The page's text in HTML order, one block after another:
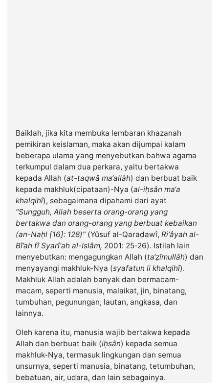
Baiklah, jika kita membuka lembaran khazanah
pemikiran keislaman, maka akan dijumpai kalam
beberapa ulama yang menyebutkan bahwa agama
terkumpul dalam dua perkara, yaitu bertakwa
kepada Allah (at-taqwâ ma‘allâh) dan berbuat baik
kepada makhluk(cipataan)-Nya (al-iḥsân ma‘a
khalqihî), sebagaimana dipahami dari ayat
“Sungguh, Allah beserta orang-orang yang
bertakwa dan orang-orang yang berbuat kebaikan
(an-Naḥl [16]: 128)”(Yûsuf al-Qaraḍawî, Ri‘âyah al-
Bî’ah fî Syarî‘ah al-Islâm, 2001: 25-26). Istilah lain
menyebutkan: mengagungkan Allah (ta‘ẓîmullâh) dan
menyayangi makhluk-Nya (syafatun li khalqihî).
Makhluk Allah adalah banyak dan bermacam-
macam, seperti manusia, malaikat, jin, binatang,
tumbuhan, pegunungan, lautan, angkasa, dan
lainnya.
Oleh karena itu, manusia wajib bertakwa kepada
Allah dan berbuat baik (iḥsân) kepada semua
makhluk-Nya, termasuk lingkungan dan semua
unsurnya, seperti manusia, binatang, tetumbuhan,
bebatuan, air, udara, dan lain sebagainya.